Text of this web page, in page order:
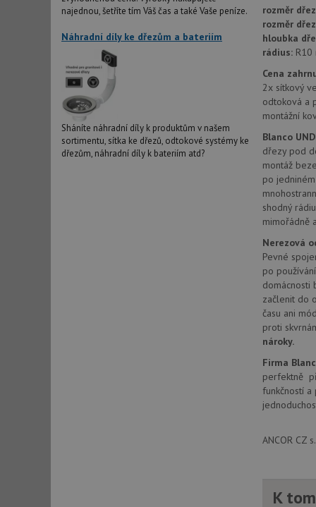
najednou, šetříte tím Váš čas a také Vaše peníze.
Náhradní díly ke dřezům a bateriím
Sháníte náhradní díly k produktům v našem
sortimentu, sítka ke dřezů, odtokové systémy ke
dřezům, náhradní díly k bateriím atd?
rozměr
rozměr
hloubka
rádius: R10
Cena
2x sítkový
odtoková a
montážní
Blanco
dřezy pod
montáž
po
shodný
mimořádně
Nerezová
Pevné
po
domácnosti
začlenit do
času ani
proti
nároky.
Firma
perfektně
funkčností
ANCOR CZ
K
AUTORIZACE
Název
Název
__Secure-YNID
test_cookie
_gcl_au
__Secure-